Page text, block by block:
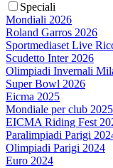
Speciali
Mondiali 2026
Roland Garros 2026
Sportmediaset Live
Scudetto Inter 2026
Olimpiadi Invernali
Super Bowl 2026
Eicma 2025
Mondiale per club 2025
EICMA Riding Fest
Paralimpiadi Parigi
Olimpiadi Parigi 2024
Euro 2024